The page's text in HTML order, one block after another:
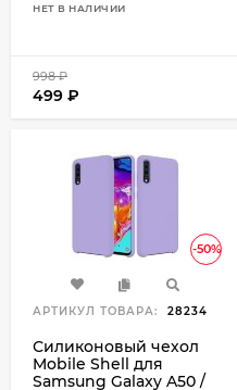
НЕТ В НАЛИЧИИ
998₽
499 ₽
-50%
АРТИКУЛ ТОВАРА: 28234
Силиконовый чехол
Mobile Shell для
Samsung Galaxy A50 /